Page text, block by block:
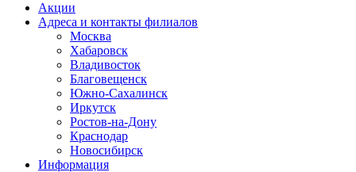
Акции
Адреса и контакты филиалов
Москва
Хабаровск
Владивосток
Благовещенск
Южно-Сахалинск
Иркутск
Ростов-на-Дону
Краснодар
Новосибирск
Информация